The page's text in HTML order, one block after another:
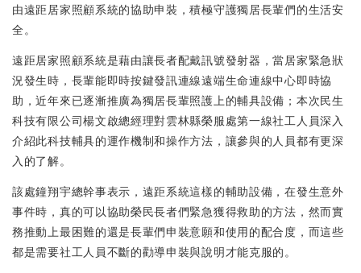
由遠距居家照顧系統的協助申裝，積極守護獨居長輩們的生活安
全。
遠距居家照顧系統是藉由讓長者配戴訊號發射器，當居家緊急狀
況發生時，長輩能即時按鍵發訊連線遠端生命連線中心即時協
助，近年來已逐漸推廣為獨居長輩照護上的輔具設備；本次民生
科技有限公司楊文啟總經理對雲林縣榮服處第一線社工人員深入
介紹此科技輔具的運作機制和操作方法，讓參與的人員都有更深
入的了解。
該處鐘翔宇總幹事表示，遠距系統這樣的輔助設備，在發生意外
事件時，真的可以協助榮民長者們緊急獲得救助的方法，然而實
務推動上最困難的還是長輩們申裝意願和使用的配合度，而這些
都是需要社工人員不斷的勸導申裝與說明才能克服的。